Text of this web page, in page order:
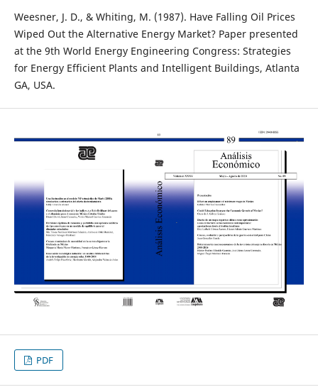
Weesner, J. D., & Whiting, M. (1987). Have Falling Oil Prices
Wiped Out the Alternative Energy Market? Paper presented
at the 9th World Energy Engineering Congress: Strategies
for Energy Efficient Plants and Intelligent Buildings, Atlanta
GA, USA.
PDF